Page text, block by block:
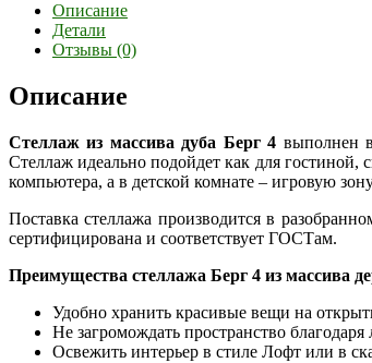
Описание
Детали
Отзывы (0)
Описание
Стеллаж из массива дуба Берг 4 выполнен
Стеллаж идеально подойдет как для гостиной,
компьютера, а в детской комнате – игровую
Поставка стеллажа производится в
сертифицирована и соответствует ГОСТам.
Преимущества стеллажа Берг 4 из массива
Удобно хранить красивые вещи на
Не загромождать пространство благодаря
Освежить интерьер в стиле Лофт или в